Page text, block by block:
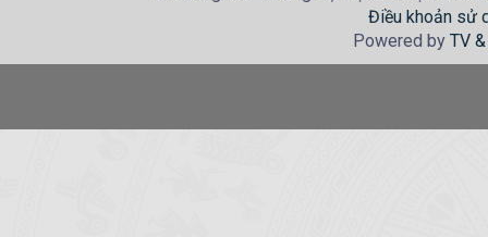
Điều khoản sử
Powered by TV